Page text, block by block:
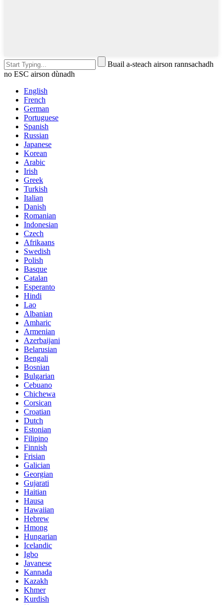
Buail a-steach airson rannsachadh
no ESC airson dùnadh
English
French
German
Portuguese
Spanish
Russian
Japanese
Korean
Arabic
Irish
Greek
Turkish
Italian
Danish
Romanian
Indonesian
Czech
Afrikaans
Swedish
Polish
Basque
Catalan
Esperanto
Hindi
Lao
Albanian
Amharic
Armenian
Azerbaijani
Belarusian
Bengali
Bosnian
Bulgarian
Cebuano
Chichewa
Corsican
Croatian
Dutch
Estonian
Filipino
Finnish
Frisian
Galician
Georgian
Gujarati
Haitian
Hausa
Hawaiian
Hebrew
Hmong
Hungarian
Icelandic
Igbo
Javanese
Kannada
Kazakh
Khmer
Kurdish